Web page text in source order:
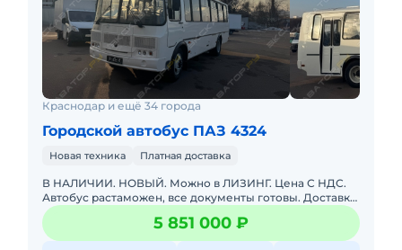
Краснодар и ещё 34 города
Городской автобус ПАЗ 4324
Новая техника Платная доставка
В НАЛИЧИИ. НОВЫЙ. Можно в ЛИЗИНГ. Цена С НДС.
Автобус растаможен, все документы готовы. Доставка
до базы или объекта. ООО "МирСпецТехники" является
мультибрендо
5 851 000 ₽